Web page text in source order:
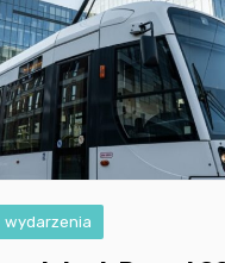
wydarzenia